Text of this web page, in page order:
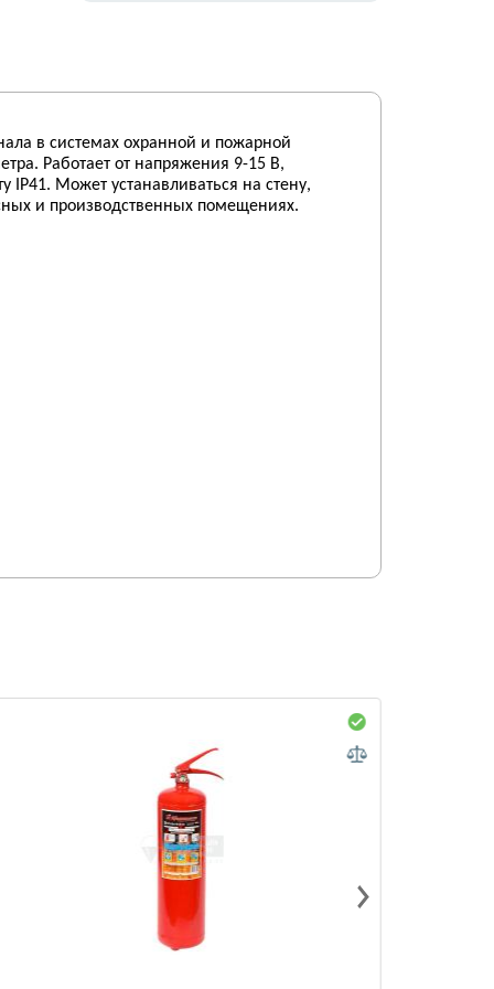
в системах охранной и пожарной
Работает от напряжения 9-15 В,
Может устанавливаться на стену,
и производственных помещениях.